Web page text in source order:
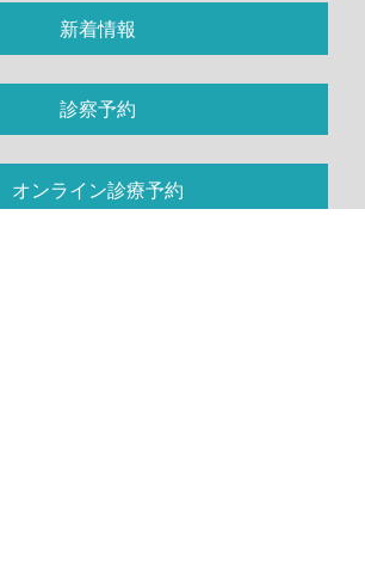
新着情報
診察予約
オンライン診療予約